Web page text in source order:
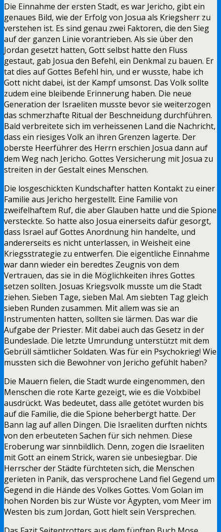
Die Einnahme der ersten Stadt, es war Jericho, gibt ein
genaues Bild, wie der Erfolg von Josua als Kriegsherr zu
verstehen ist. Es sind genau zwei Faktoren, die den Sieg
auf der ganzen Linie vorantrieben. Als sie über den
Jordan gesetzt hatten, Gott selbst hatte den Fluss
gestaut, gab Josua den Befehl, ein Denkmal zu bauen. Er
tat dies auf Gottes Befehl hin, und er wusste, habe ich
Gott nicht dabei, ist der Kampf umsonst. Das Volk sollte
zudem eine bleibende Erinnerung haben. Die neue
Generation der Israeliten musste bevor sie weiterzogen
das schmerzhafte Ritual der Beschneidung durchführen.
Bald verbreitete sich im verheissenen Land die Nachricht,
dass ein riesiges Volk an ihren Grenzen lagerte. Der
oberste Heerführer des Herrn erschien Josua dann auf
dem Weg nach Jericho. Gottes Versicherung mit Josua zu
streiten in der Gestalt eines Menschen.
Die losgeschickten Kundschafter hatten Kontakt zu einer
Familie aus Jericho hergestellt. Eine Familie von
zweifelhaftem Ruf, die aber Glauben hatte und die Spione
versteckte. So hatte also Josua einerseits dafür gesorgt,
dass Israel auf Gottes Anordnung hin handelte, und
andererseits es nicht unterlassen, in Weisheit eine
Kriegsstrategie zu entwerfen. Die eigentliche Einnahme
war dann wieder ein beredtes Zeugnis von dem
Vertrauen, das sie in die Möglichkeiten ihres Gottes
setzen sollten. Josuas Kriegsvolk musste um die Stadt
ziehen. Sieben Tage, sieben Mal. Am siebten Tag gleich
sieben Runden zusammen. Mit allem was sie an
Instrumenten hatten, sollten sie lärmen. Das war die
Aufgabe der Priester. Mit dabei auch das Gesetz in der
Bundeslade. Die letzte Umrundung unterstützt mit dem
Gebrüll sämtlicher Soldaten. Was für ein Psychokrieg! Wie
mussten sich die Bewohner von Jericho gefühlt haben?
Die Mauern fielen, die Stadt wurde eingenommen, den
Menschen die rote Karte gezeigt, wie es die Volxbibel
ausdrückt. Was bedeutet, dass alle getötet wurden bis
auf die Familie, die die Spione beherbergt hatte. Der
Bann lag auf allen Dingen. Die Israeliten durften nichts
von den erbeuteten Sachen für sich nehmen. Diese
Eroberung war sinnbildlich. Denn, zogen die Israeliten
mit Gott an einem Strick, waren sie unbesiegbar. Die
Herrscher der Städte fürchteten sich, die Menschen
gerieten in Panik, das versprochene Land fiel Gegend um
Gegend in die Hände des Volkes Gottes. Vom Golan im
hohen Norden bis zur Wüste vor Ägypten, vom Meer im
Westen bis zum Jordan, Gott hielt sein Versprechen.